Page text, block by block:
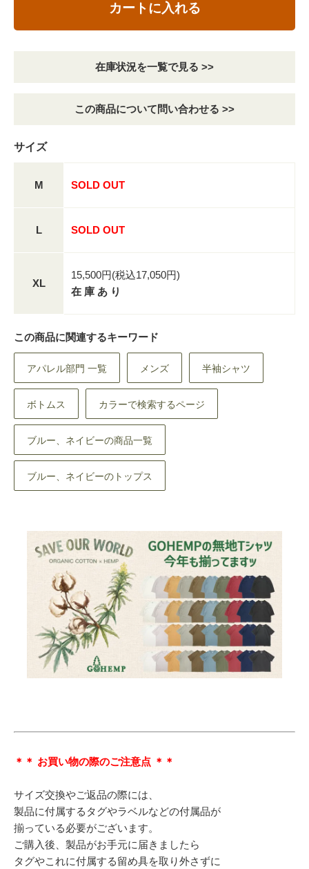
カートに入れる
在庫状況を一覧で見る >>
この商品について問い合わせる >>
サイズ
M SOLD OUT
L SOLD OUT
XL
15,500円(税込17,050円)
在 庫 あ り
この商品に関連するキーワード
アパレル部門 一覧 メンズ 半袖シャツ
ボトムス カラーで検索するページ
ブルー、ネイビーの商品一覧
ブルー、ネイビーのトップス
＊＊ お買い物の際のご注意点 ＊＊
サイズ交換やご返品の際には、
製品に付属するタグやラベルなどの付属品が
揃っている必要がございます。
ご購入後、製品がお手元に届きましたら
タグやこれに付属する留め具を取り外さずに